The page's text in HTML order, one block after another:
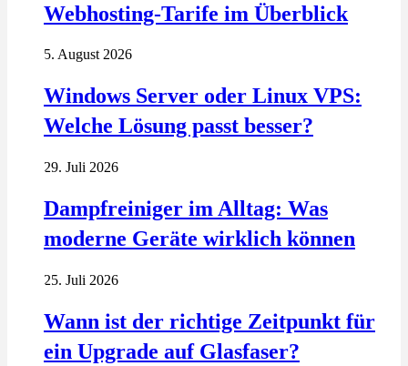
Webhosting-Tarife im Überblick
5. August 2026
Windows Server oder Linux VPS:
Welche Lösung passt besser?
29. Juli 2026
Dampfreiniger im Alltag: Was
moderne Geräte wirklich können
25. Juli 2026
Wann ist der richtige Zeitpunkt für
ein Upgrade auf Glasfaser?